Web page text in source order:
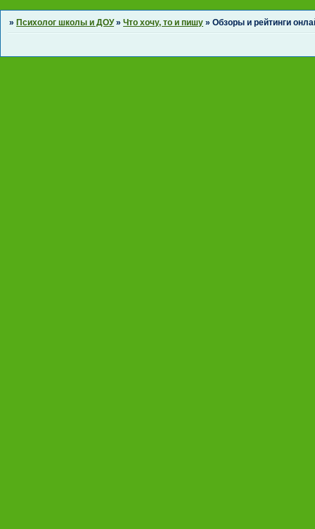
»Психолог школы и ДОУ »Что хочу, то и пишу »Обзоры и рейтинги